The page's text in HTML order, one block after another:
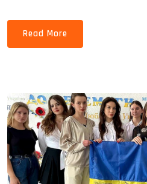
Read More